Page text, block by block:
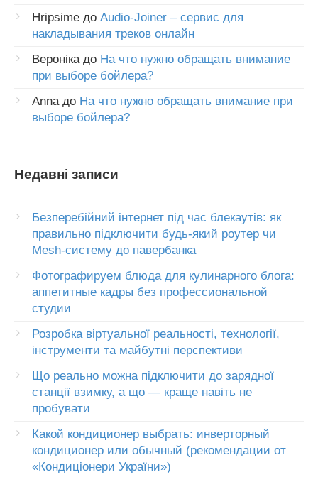
Hripsime до Audio-Joiner – сервис для
накладывания треков онлайн
Веронікадо На что нужно обращать внимание
при выборе бойлера?
Annaдо На что нужно обращать внимание при
выборе бойлера?
Недавні записи
Безперебійний інтернет під час блекаутів: як
правильно підключити будь-який роутер чи
Mesh-систему до павербанка
Фотографируем блюда для кулинарного блога:
аппетитные кадры без профессиональной
студии
Розробка віртуальної реальності, технології,
інструменти та майбутні перспективи
Що реально можна підключити до зарядної
станції взимку, а що — краще навіть не
пробувати
Какой кондиционер выбрать: инверторный
кондиционер или обычный (рекомендации от
«Кондиціонери України»)